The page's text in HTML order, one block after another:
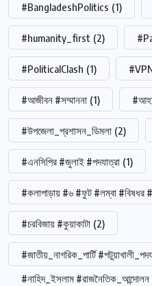
#BangladeshPolitics (1)
#humanity_first (2)
#PoliticalClash (1)
#আজীবন #সম্মাননা (1)
#উপজেলা_প্রশাসন_ডিমলা (2)
#এনসিপির #জুলাই #পদযাত্রা (1)
#কলাপাড়ায় #৬ #ফুট #লম্বা #বিষধর
#চরবিজায় #কুয়াকাটা (2)
#জাতীয়_নাগরিক_পার্টি
#নাহিদ_ইসলাম #রাজনৈতিক_আন্দোলন